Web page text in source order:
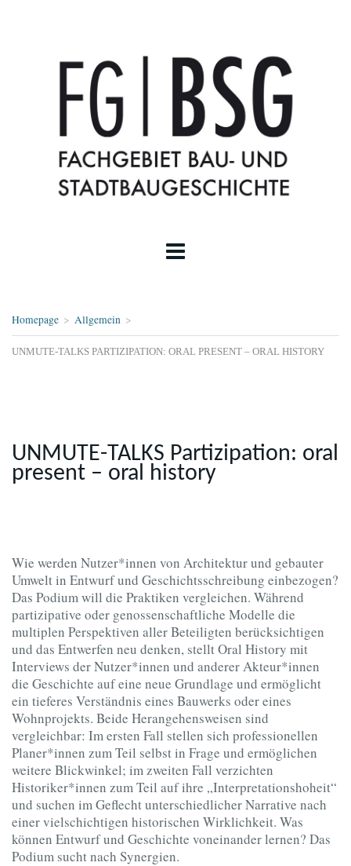
Homepage > Allgemein >
UNMUTE-TALKS PARTIZIPATION: ORAL PRESENT – ORAL HISTORY
UNMUTE-TALKS Partizipation: oral
present – oral history
Wie werden Nutzer*innen von Architektur und gebauter
Umwelt in Entwurf und Geschichtsschreibung einbezogen?
Das Podium will die Praktiken vergleichen. Während
partizipative oder genossenschaftliche Modelle die
multiplen Perspektiven aller Beteiligten berücksichtigen
und das Entwerfen neu denken, stellt Oral History mit
Interviews der Nutzer*innen und anderer Akteur*innen
die Geschichte auf eine neue Grundlage und ermöglicht
ein tieferes Verständnis eines Bauwerks oder eines
Wohnprojekts. Beide Herangehensweisen sind
vergleichbar: Im ersten Fall stellen sich professionellen
Planer*innen zum Teil selbst in Frage und ermöglichen
weitere Blickwinkel; im zweiten Fall verzichten
Historiker*innen zum Teil auf ihre „Interpretationshoheit“
und suchen im Geflecht unterschiedlicher Narrative nach
einer vielschichtigen historischen Wirklichkeit. Was
können Entwurf und Geschichte voneinander lernen? Das
Podium sucht nach Synergien.